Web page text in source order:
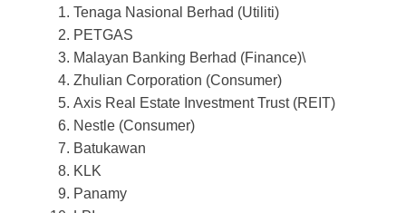
Tenaga Nasional Berhad (Utiliti)
PETGAS
Malayan Banking Berhad (Finance)\
Zhulian Corporation (Consumer)
Axis Real Estate Investment Trust (REIT)
Nestle (Consumer)
Batukawan
KLK
Panamy